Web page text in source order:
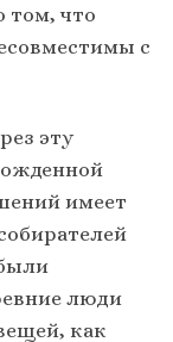
том, что
с
эту
имеет
люди
как